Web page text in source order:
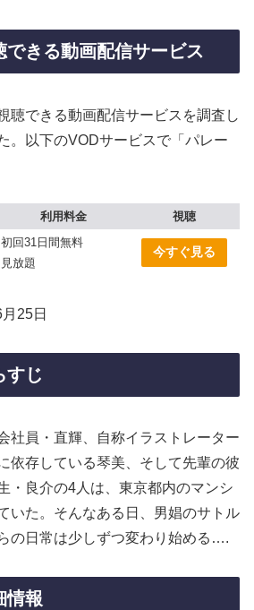
できる動画配信サービス
聴できる動画配信サービスを調査し
。以下のVODサービスで「パレー
利用料金
視聴
初回31日間無料
見放題
今すぐ見る
25日
すじ
社員・直輝、自称イラストレーター
依存している琴美、そして先輩の彼
・良介の4人は、東京都内のマンシ
いた。そんなある日、男娼のサトル
の日常は少しずつ変わり始める….
情報